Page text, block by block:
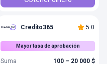
Credito365 5.0
Mayor tasa de aprobación
Suma
100 – 20 000 $